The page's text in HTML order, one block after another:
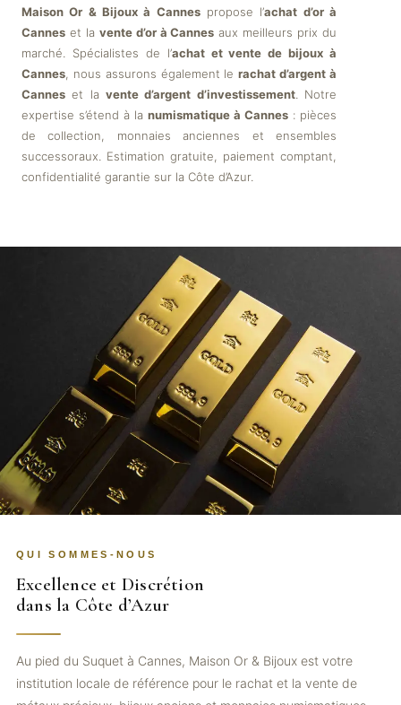
Maison Or & Bijoux à Cannespropose l’achat d’or à
Cannes et la vente d’or à Cannes aux meilleurs prix du
marché. Spécialistes de l’achat et vente de bijoux à
Cannes , nous assurons également lerachat d’argent à
Cannes et la vente d’argent d’investissement. Notre
expertise s’étend à la numismatique à Cannes : pièces
de collection, monnaies anciennes et ensembles
successoraux. Estimation gratuite, paiement comptant,
confidentialité garantie sur la Côte d’Azur.
QUI SOMMES-NOUS
Excellence et Discrétion
dans la Côte d’Azur
Au pied du Suquet à Cannes, Maison Or & Bijoux est votre
institution locale de référence pour le rachat et la vente de